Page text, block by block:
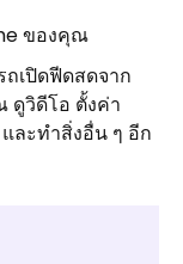
ของคุณ
เปิดฟีดสดจาก
ดูวิดีโอ ตั้งค่า
ละทำสิ่งอื่น ๆ อีก